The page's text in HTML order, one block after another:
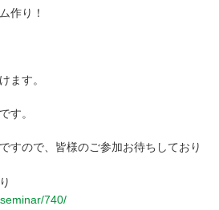
作り！
ます。
す。
すので、皆様のご参加お待ちしており
740/